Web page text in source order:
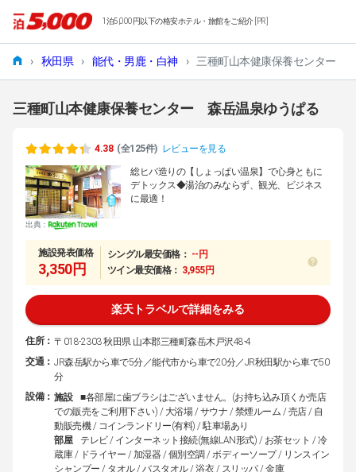
1泊5,000円以下の格安ホテル・旅館をご紹介 [PR]
› 秋田県 › 能代・男鹿・白神 › 三種町山本健康保養センター
三種町山本健康保養センター 森岳温泉ゆうぱる
4.38 (全125件) レビューを見る
出典：
総ヒバ造りの【しょっぱい温泉】で心身ともに
デトックス◆湯治のみならず、観光、ビジネス
に最適！
施設発表価格
3,350円
シングル最安価格： --円
ツイン最安価格： 3,955円
楽天トラベルで詳細をみる
住所： 〒018-2303 秋田県 山本郡三種町森岳木戸沢48-4
交通： JR森岳駅から車で5分／能代市から車で20分／JR秋田駅から車で50
分
設備： 施設
■各部屋に歯ブラシはございません。(お持ち込み頂くか売店
での販売をご利用下さい) / 大浴場 / サウナ / 禁煙ルーム / 売店 / 自
動販売機 / コインランドリー(有料) / 駐車場あり
部屋
テレビ / インターネット接続(無線LAN形式) / お茶セット / 冷
蔵庫 / ドライヤー / 加湿器 / 個別空調 / ボディーソープ / リンスイン
シャンプー / タオル / バスタオル / 浴衣 / スリッパ / 金庫